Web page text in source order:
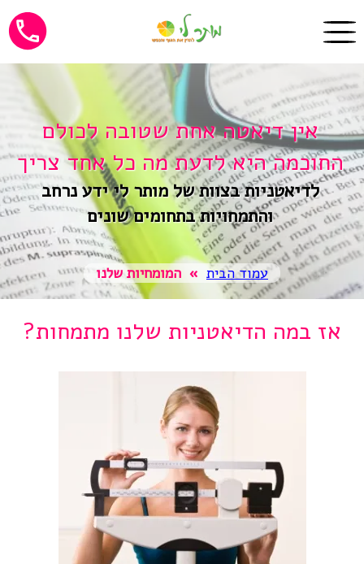
אין דיאטה אחת שטובה לכולם
החוכמה היא לדעת מה כל אחד צריך
לדיאטניות בצוות של מותר לי ידע נרחב
והתמחויות בתחומים שונים
עמוד הבית » המומחיות שלנו
אז במה הדיאטניות שלנו מתמחות?